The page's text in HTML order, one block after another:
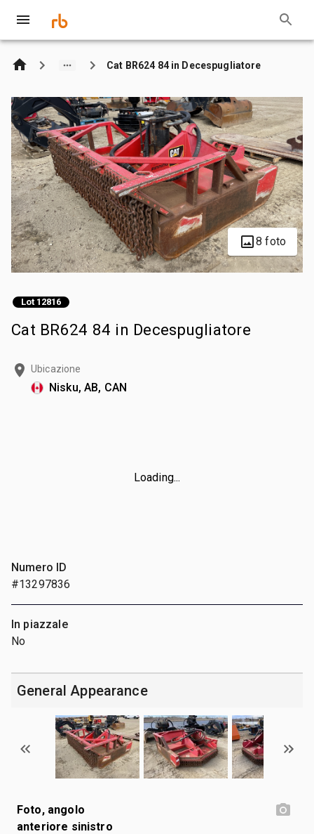
Cat BR624 84 in Decespugliatore
8 foto
Lot 12816
Cat BR624 84 in Decespugliatore
Ubicazione
Nisku, AB, CAN
Loading...
Numero ID
#13297836
In piazzale
No
General Appearance
Foto, angolo
anteriore sinistro